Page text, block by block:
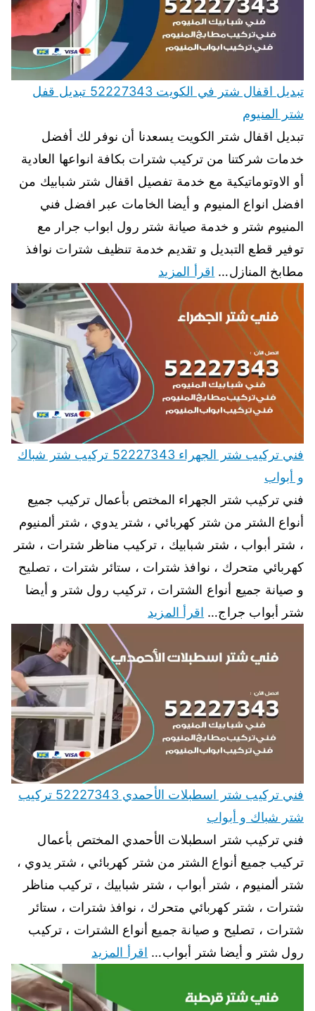
تبديل اقفال شتر في الكويت 52227343 تبديل قفل
شتر المنيوم
تبديل اقفال شتر الكويت يسعدنا أن نوفر لك أفضل
خدمات شركتنا من تركيب شترات بكافة انواعها العادية
أو الاوتوماتيكية مع خدمة تفصيل اقفال شتر شبابيك من
افضل انواع المنيوم و أيضا الخامات عبر افضل فني
المنيوم شتر و خدمة صيانة شتر رول ابواب جرار مع
توفير قطع التبديل و تقديم خدمة تنظيف شترات نوافذ
مطابخ المنازل… اقرأ المزيد
فني تركيب شتر الجهراء 52227343 تركيب شتر شباك
و أبواب
فني تركيب شتر الجهراء المختص بأعمال تركيب جميع
أنواع الشتر من شتر كهربائي ، شتر يدوي ، شتر ألمنيوم
، شتر أبواب ، شتر شبابيك ، تركيب مناظر شترات ، شتر
كهربائي متحرك ، نوافذ شترات ، ستائر شترات ، تصليح
و صيانة جميع أنواع الشترات ، تركيب رول شتر و أيضا
شتر أبواب جراج… اقرأ المزيد
فني تركيب شتر اسطبلات الأحمدي 52227343 تركيب
شتر شباك و أبواب
فني تركيب شتر اسطبلات الأحمدي المختص بأعمال
تركيب جميع أنواع الشتر من شتر كهربائي ، شتر يدوي ،
شتر ألمنيوم ، شتر أبواب ، شتر شبابيك ، تركيب مناظر
شترات ، شتر كهربائي متحرك ، نوافذ شترات ، ستائر
شترات ، تصليح و صيانة جميع أنواع الشترات ، تركيب
رول شتر و أيضا شتر أبواب… اقرأ المزيد